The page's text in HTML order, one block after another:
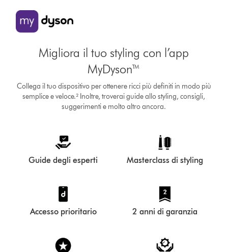
Migliora il tuo styling con l’app
MyDyson™
Collega il tuo dispositivo per ottenere ricci più definiti in modo più
semplice e veloce.² Inoltre, troverai guide allo styling, consigli,
suggerimenti e molto altro ancora.
Guide degli esperti Masterclass di styling
Accesso prioritario 2 anni di garanzia